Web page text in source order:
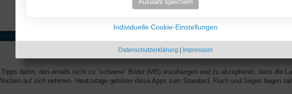
dahin, den emails nicht zu "schwere" Bilder (MB) anzuhängen und zu akzeptieren, dass die
auf sich nehmen. Heutzutage gehören diese Apps zum Standard. Fluch und Segen liegen
Individuelle Cookie-Einstellungen
Datenschutzerklärung | Impressum